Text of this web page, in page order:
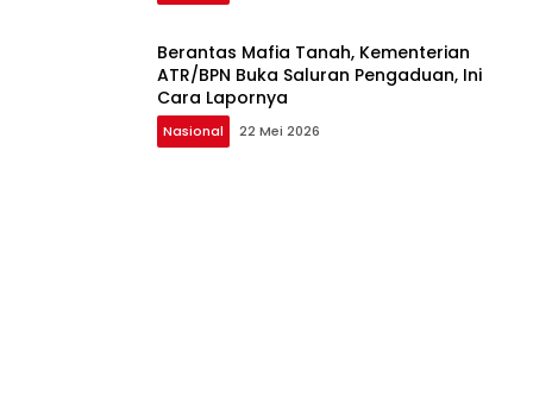
Berantas Mafia Tanah, Kementerian
ATR/BPN Buka Saluran Pengaduan, Ini
Cara Lapornya
Nasional 22 Mei 2026